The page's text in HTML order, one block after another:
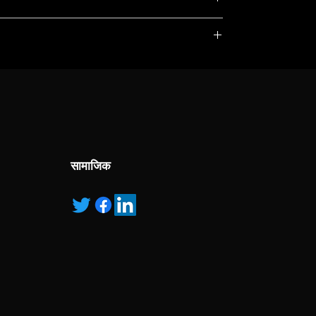
with the listed products, it is only used for the
own manufactured, “ad” means authorised
सामाजिक